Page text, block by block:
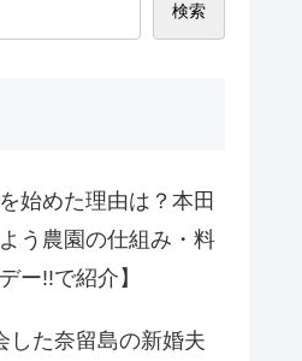
検索
始めた理由は？本田
う農園の仕組み・料
ー!!で紹介】
した奈留島の新婚夫